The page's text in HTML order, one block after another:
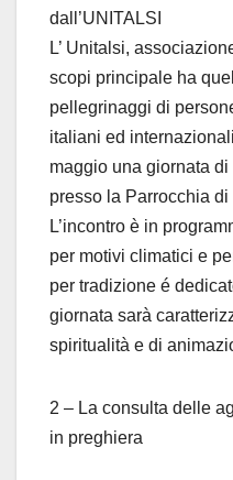
dall’UNITALSI
L’ Unitalsi,
scopi principale ha
pellegrinaggi di
italiani ed
maggio una giornata
presso la Parrocchia
L’incontro è in
per motivi climatici e
per tradizione é
giornata sarà
spiritualità e di
2 – La consulta delle
in preghiera